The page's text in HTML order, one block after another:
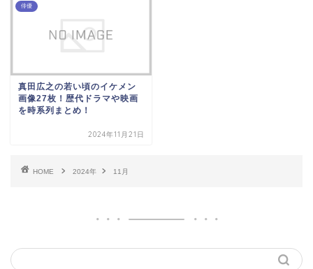
俳優
真田広之の若い頃のイケメン
画像27枚！歴代ドラマや映画
を時系列まとめ！
2024年11月21日
HOME 2024年 11月